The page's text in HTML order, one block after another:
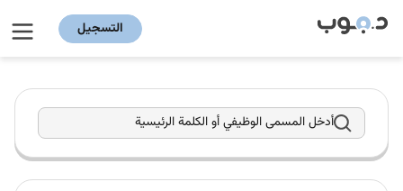
التسجيل
أدخل المسمى الوظيفي أو الكلمة الرئيسية